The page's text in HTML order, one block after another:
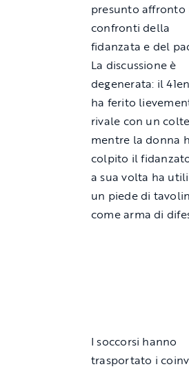
presunto affronto
confronti della
fidanzata e del
La discussione è
degenerata: il
ha ferito
rivale con un
mentre la donna
colpito il
a sua volta ha
un piede di
come arma di
I soccorsi hanno
trasportato i